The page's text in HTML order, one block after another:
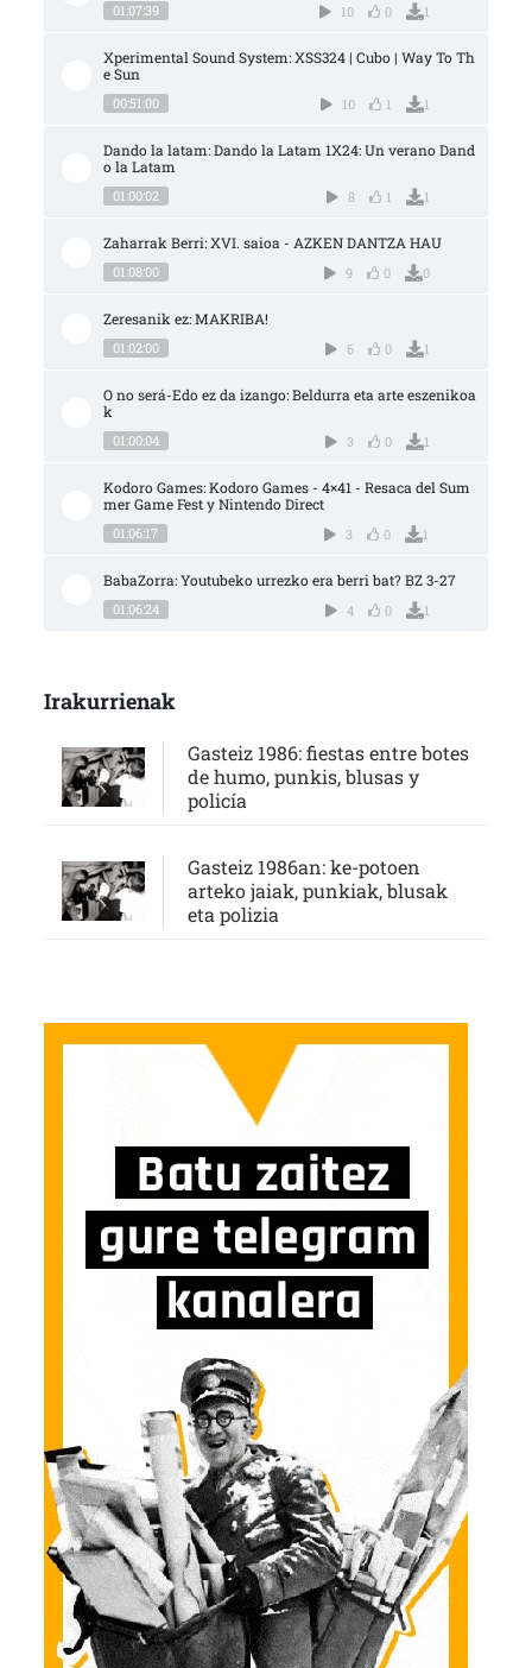
01:07:39 10 0 1
Xperimental Sound System: XSS324 | Cubo | Way To Th
e Sun
00:51:00 10 1 1
Dando la latam: Dando la Latam 1X24: Un verano Dand
o la Latam
01:00:02 8 1 1
Zaharrak Berri: XVI. saioa - AZKEN DANTZA HAU
01:08:00 9 0 0
Zeresanik ez: MAKRIBA!
01:02:00 6 0 1
O no será-Edo ez da izango: Beldurra eta arte eszenikoa
k
01:00:04 3 0 1
Kodoro Games: Kodoro Games - 4×41 - Resaca del Sum
mer Game Fest y Nintendo Direct
01:06:17 3 0 1
BabaZorra: Youtubeko urrezko era berri bat? BZ 3-27
01:06:24 4 0 1
Irakurrienak
Gasteiz 1986: fiestas entre botes
de humo, punkis, blusas y
policía
Gasteiz 1986an: ke-potoen
arteko jaiak, punkiak, blusak
eta polizia